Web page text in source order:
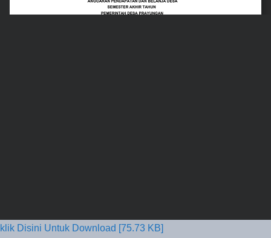
klik Disini Untuk Download [75.73 KB]